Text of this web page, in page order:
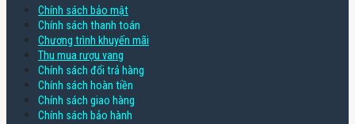
Chính sách bảo mật
Chính sách thanh toán
Chương trình khuyến mãi
Thu mua rượu vang
Chính sách đổi trả hàng
Chính sách hoàn tiền
Chính sách giao hàng
Chính sách bảo hành